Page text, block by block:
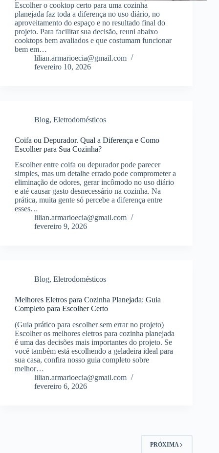
Escolher o cooktop certo para uma cozinha
planejada faz toda a diferença no uso diário, no
aproveitamento do espaço e no resultado final do
projeto. Para facilitar sua decisão, reuni abaixo
cooktops bem avaliados e que costumam funcionar
bem em…
lilian.armarioecia@gmail.com
fevereiro 10, 2026
Blog, Eletrodomésticos
Coifa ou Depurador. Qual a Diferença e Como
Escolher para Sua Cozinha?
Escolher entre coifa ou depurador pode parecer
simples, mas um detalhe errado pode comprometer a
eliminação de odores, gerar incômodo no uso diário
e até causar gasto desnecessário na cozinha. Na
prática, muita gente só percebe a diferença entre
esses…
lilian.armarioecia@gmail.com
fevereiro 9, 2026
Blog, Eletrodomésticos
Melhores Eletros para Cozinha Planejada: Guia
Completo para Escolher Certo
(Guia prático para escolher sem errar no projeto)
Escolher os melhores eletros para cozinha planejada
é uma das decisões mais importantes do projeto. Se
você também está escolhendo a geladeira ideal para
sua casa, confira nosso guia completo sobre
melhor…
lilian.armarioecia@gmail.com
fevereiro 6, 2026
PRÓXIMA